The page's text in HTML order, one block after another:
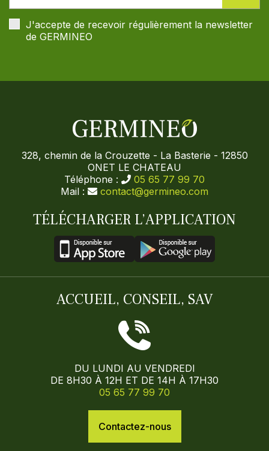
J'accepte de recevoir régulièrement la newsletter
de GERMINEO
328, chemin de la Crouzette - La Basterie - 12850
ONET LE CHATEAU
Téléphone :
05 65 77 99 70
Mail :
contact@germineo.com
TÉLÉCHARGER L’APPLICATION
ACCUEIL, CONSEIL, SAV
DU LUNDI AU VENDREDI
DE 8H30 À 12H ET DE 14H À 17H30
05 65 77 99 70
Contactez-nous